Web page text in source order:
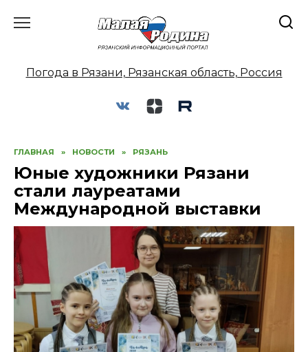
Погода в Рязани, Рязанская область, Россия
ГЛАВНАЯ » НОВОСТИ » РЯЗАНЬ
Юные художники Рязани
стали лауреатами
Международной выставки